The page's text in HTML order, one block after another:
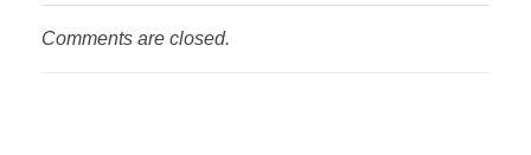
Comments are closed.